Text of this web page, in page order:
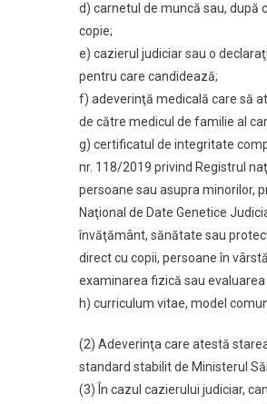
d) carnetul de muncă sau, după
copie;
e) cazierul judiciar sau o
pentru care candidează;
f) adeverinţă medicală care să
de către medicul de familie al
g) certificatul de integritate
nr. 118/2019 privind Registrul
persoane sau asupra minorilor,
Naţional de Date Genetice
învăţământ, sănătate sau
direct cu copii, persoane în
examinarea fizică sau
h) curriculum vitae, model
(2) Adeverinţa care atestă
standard stabilit de Ministerul
(3) În cazul cazierului judiciar,